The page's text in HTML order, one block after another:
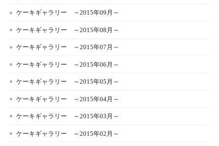
ケーキギャラリー ～2015年09月～
ケーキギャラリー ～2015年08月～
ケーキギャラリー ～2015年07月～
ケーキギャラリー ～2015年06月～
ケーキギャラリー ～2015年05月～
ケーキギャラリー ～2015年04月～
ケーキギャラリー ～2015年03月～
ケーキギャラリー ～2015年02月～